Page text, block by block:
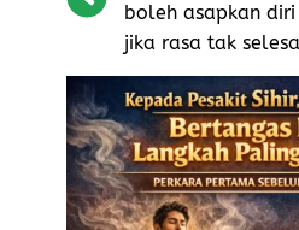
boleh asapkan
jika rasa tak